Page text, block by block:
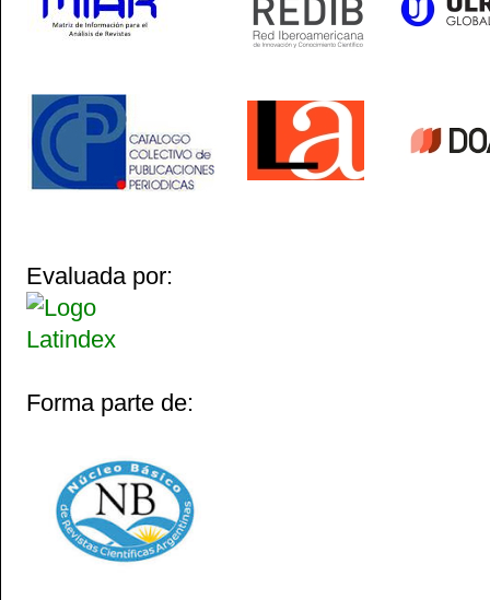
Evaluada por:
Forma parte de: